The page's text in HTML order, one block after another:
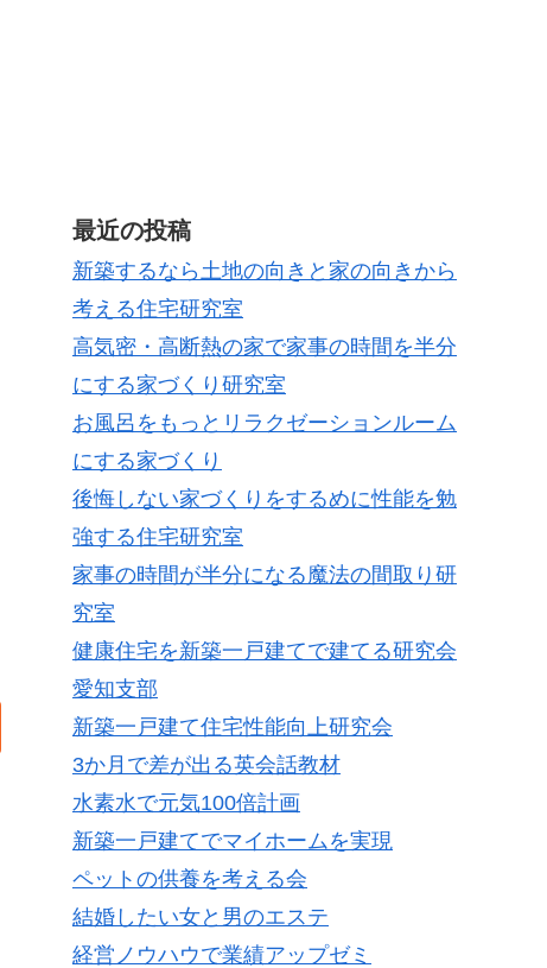
最近の投稿
新築するなら土地の向きと家の向きから
考える住宅研究室
高気密・高断熱の家で家事の時間を半分
にする家づくり研究室
お風呂をもっとリラクゼーションルーム
にする家づくり
後悔しない家づくりをするめに性能を勉
強する住宅研究室
家事の時間が半分になる魔法の間取り研
究室
健康住宅を新築一戸建てで建てる研究会
愛知支部
新築一戸建て住宅性能向上研究会
3か月で差が出る英会話教材
水素水で元気100倍計画
新築一戸建てでマイホームを実現
ペットの供養を考える会
結婚したい女と男のエステ
経営ノウハウで業績アップゼミ